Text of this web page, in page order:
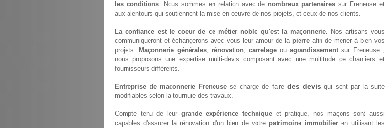
les conditions. Nous sommes en relation avec de nombreux partenaires sur Freneuse et
aux alentours qui soutiennent la mise en oeuvre de nos projets, et ceux de nos clients.
La confiance est le coeur de ce métier noble qu'est la maçonnerie. Nos artisans vous
communiqueront et échangerons avec vous leur amour de la pierre afin de mener à bien vos
projets. Maçonnerie générales, rénovation,carrelage ouagrandissement sur Freneuse ;
nous proposons une expertise multi-devis composant avec une multitude de chantiers et
fournisseurs différents.
Entreprise de maçonnerie Freneusese charge de faire des devis qui sont par la suite
modifiables selon la tournure des travaux.
Compte tenu de leur grande expérience technique et pratique, nos maçons sont aussi
capables d'assurer la rénovation d'un bien de votre patrimoine immobilieren utilisant les